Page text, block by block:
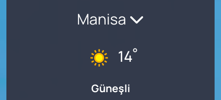
Manisa
14°
Güneşli